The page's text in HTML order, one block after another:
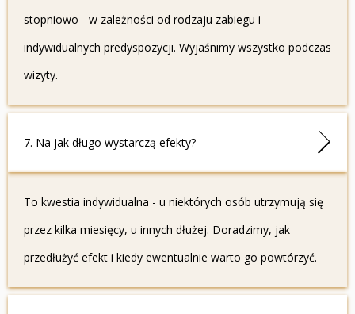
stopniowo - w zależności od rodzaju zabiegu i
indywidualnych predyspozycji. Wyjaśnimy wszystko podczas
wizyty.
7. Na jak długo wystarczą efekty?
To kwestia indywidualna - u niektórych osób utrzymują się
przez kilka miesięcy, u innych dłużej. Doradzimy, jak
przedłużyć efekt i kiedy ewentualnie warto go powtórzyć.